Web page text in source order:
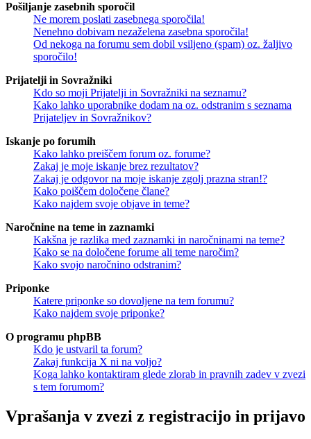
Pošiljanje zasebnih sporočil
Ne morem poslati zasebnega sporočila!
Nenehno dobivam nezaželena zasebna sporočila!
Od nekoga na forumu sem dobil vsiljeno (spam) oz. žaljivo
sporočilo!
Prijatelji in Sovražniki
Kdo so moji Prijatelji in Sovražniki na seznamu?
Kako lahko uporabnike dodam na oz. odstranim s seznama
Prijateljev in Sovražnikov?
Iskanje po forumih
Kako lahko preiščem forum oz. forume?
Zakaj je moje iskanje brez rezultatov?
Zakaj je odgovor na moje iskanje zgolj prazna stran!?
Kako poiščem določene člane?
Kako najdem svoje objave in teme?
Naročnine na teme in zaznamki
Kakšna je razlika med zaznamki in naročninami na teme?
Kako se na določene forume ali teme naročim?
Kako svojo naročnino odstranim?
Priponke
Katere priponke so dovoljene na tem forumu?
Kako najdem svoje priponke?
O programu phpBB
Kdo je ustvaril ta forum?
Zakaj funkcija X ni na voljo?
Koga lahko kontaktiram glede zlorab in pravnih zadev v zvezi
s tem forumom?
Vprašanja v zvezi z registracijo in prijavo